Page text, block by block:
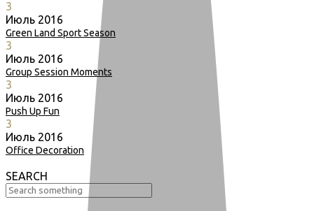
3
Июль 2016
Green Land Sport Season
3
Июль 2016
Group Session Moments
3
Июль 2016
Push Up Fun
3
Июль 2016
Office Decoration
SEARCH